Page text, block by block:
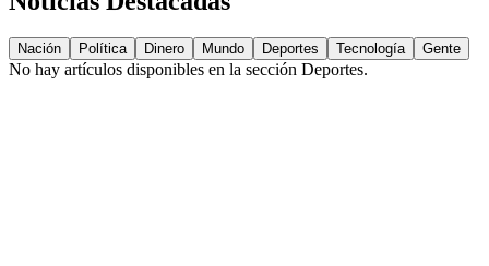
Nación Política Dinero Mundo Deportes Tecnología Gente
No hay artículos disponibles en la sección Deportes.